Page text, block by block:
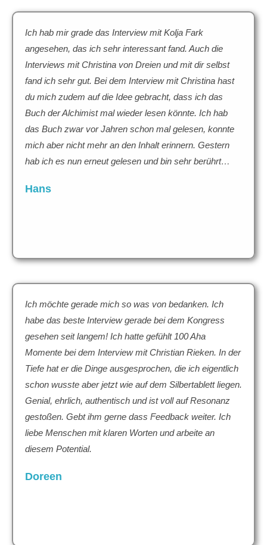
Ich hab mir grade das Interview mit Kolja Fark
angesehen, das ich sehr interessant fand. Auch die
Interviews mit Christina von Dreien und mit dir selbst
fand ich sehr gut. Bei dem Interview mit Christina hast
du mich zudem auf die Idee gebracht, dass ich das
Buch der Alchimist mal wieder lesen könnte. Ich hab
das Buch zwar vor Jahren schon mal gelesen, konnte
mich aber nicht mehr an den Inhalt erinnern. Gestern
hab ich es nun erneut gelesen und bin sehr berührt…
Hans
Ich möchte gerade mich so was von bedanken. Ich
habe das beste Interview gerade bei dem Kongress
gesehen seit langem! Ich hatte gefühlt 100 Aha
Momente bei dem Interview mit Christian Rieken. In der
Tiefe hat er die Dinge ausgesprochen, die ich eigentlich
schon wusste aber jetzt wie auf dem Silbertablett liegen.
Genial, ehrlich, authentisch und ist voll auf Resonanz
gestoßen. Gebt ihm gerne dass Feedback weiter. Ich
liebe Menschen mit klaren Worten und arbeite an
diesem Potential.
Doreen